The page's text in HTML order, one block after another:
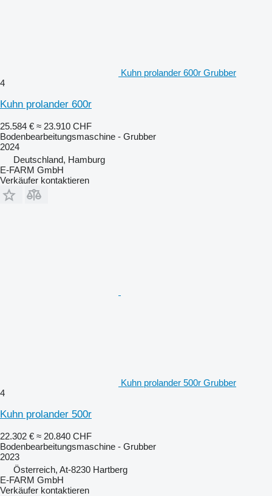
Kuhn prolander 600r Grubber
4
Kuhn prolander 600r
25.584 € ≈ 23.910 CHF
Bodenbearbeitungsmaschine - Grubber
2024
Deutschland, Hamburg
E-FARM GmbH
Verkäufer kontaktieren
Kuhn prolander 500r Grubber
4
Kuhn prolander 500r
22.302 € ≈ 20.840 CHF
Bodenbearbeitungsmaschine - Grubber
2023
Österreich, At-8230 Hartberg
E-FARM GmbH
Verkäufer kontaktieren